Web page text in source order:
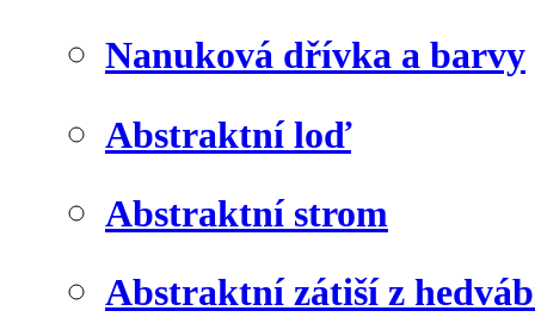
Nanuková dřívka a barvy
Abstraktní loď
Abstraktní strom
Abstraktní zátiší z